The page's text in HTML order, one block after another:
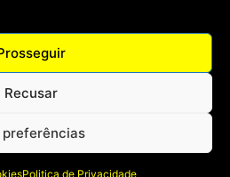
Recusar
preferências
Politica de Privacidade
reservados | Desenvolvido por